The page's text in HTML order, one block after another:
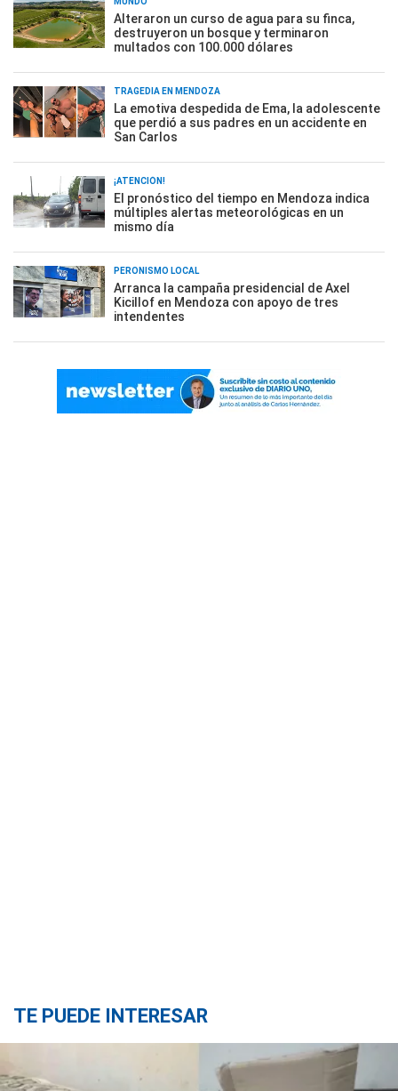
Alteraron un curso de agua para su finca,
destruyeron un bosque y terminaron
multados con 100.000 dólares
TRAGEDIA EN MENDOZA
La emotiva despedida de Ema, la adolescente
que perdió a sus padres en un accidente en
San Carlos
¡ATENCIÓN!
El pronóstico del tiempo en Mendoza indica
múltiples alertas meteorológicas en un
mismo día
PERONISMO LOCAL
Arranca la campaña presidencial de Axel
Kicillof en Mendoza con apoyo de tres
intendentes
TE PUEDE INTERESAR